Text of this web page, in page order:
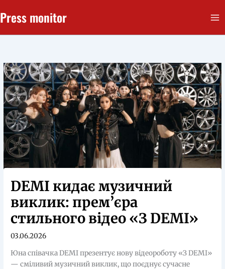
до
Press monitor
DEMI кидає музичний
виклик: прем’єра
стильного відео «З DEMI»
03.06.2026
Юна співачка DEMI презентує нову відеороботу «З DEMI»
— сміливий музичний виклик, що поєднує сучасне